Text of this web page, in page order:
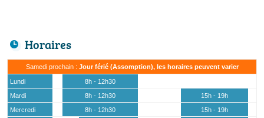
Horaires
Samedi prochain : Jour férié (Assomption), les horaires peuvent varier
Lundi
8h - 12h30
Mardi
8h - 12h30
15h - 19h
Mercredi
8h - 12h30
15h - 19h